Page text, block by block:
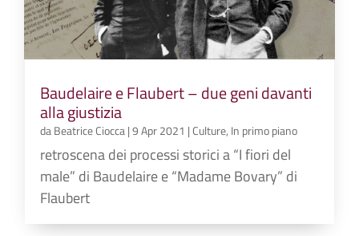
Baudelaire e Flaubert – due geni davanti
alla giustizia
daBeatrice Ciocca|9 Apr 2021 |Culture, In primo piano
retroscena dei processi storici a “I fiori del
male” di Baudelaire e “Madame Bovary” di
Flaubert